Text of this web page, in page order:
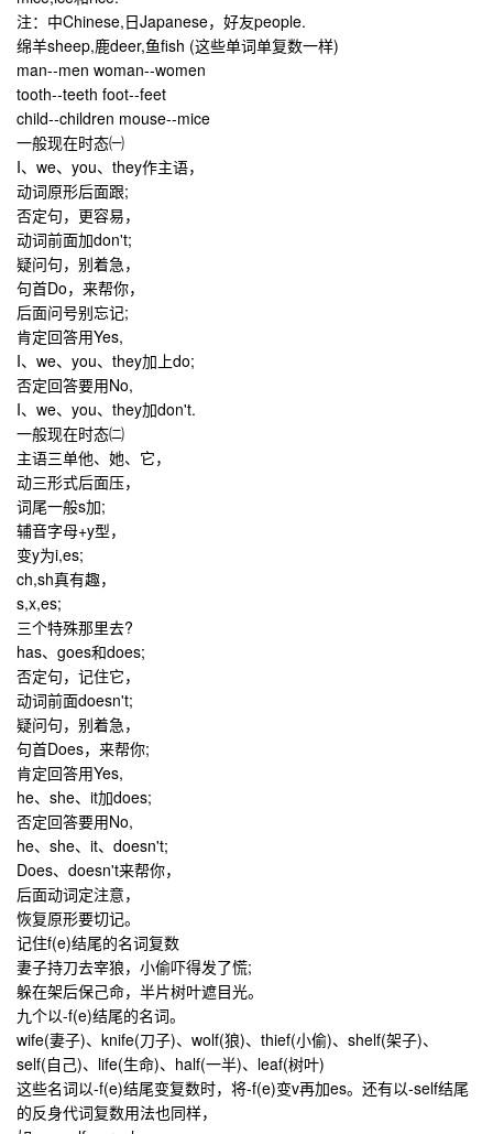
注：中Chinese,日Japanese，好友people.
绵羊sheep,鹿deer,鱼fish (这些单词单复数一样)
man--men woman--women
tooth--teeth foot--feet
child--children mouse--mice
一般现在时态㈠
I、we、you、they作主语，
动词原形后面跟;
否定句，更容易，
动词前面加don't;
疑问句，别着急，
句首Do，来帮你，
后面问号别忘记;
肯定回答用Yes,
I、we、you、they加上do;
否定回答要用No,
I、we、you、they加don't.
一般现在时态㈡
主语三单他、她、它，
动三形式后面压，
词尾一般s加;
辅音字母+y型，
变y为i,es;
ch,sh真有趣，
s,x,es;
三个特殊那里去?
has、goes和does;
否定句，记住它，
动词前面doesn't;
疑问句，别着急，
句首Does，来帮你;
肯定回答用Yes,
he、she、it加does;
否定回答要用No,
he、she、it、doesn't;
Does、doesn't来帮你，
后面动词定注意，
恢复原形要切记。
记住f(e)结尾的名词复数
妻子持刀去宰狼，小偷吓得发了慌;
躲在架后保己命，半片树叶遮目光。
九个以-f(e)结尾的名词。
wife(妻子)、 knife(刀子)、 wolf(狼)、 thief(小偷)、 shelf(架子)、
self(自己)、 life(生命)、 half(一半)、 leaf(树叶)
这些名词以-f(e)结尾变复数时，将-f(e)变v再加es。还有以-self结尾
的反身代词复数用法也同样，